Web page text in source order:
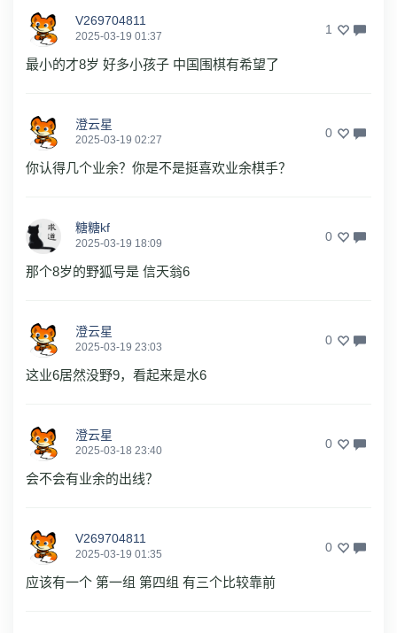
V269704811
2025-03-19 01:37 1
最小的才8岁 好多小孩子 中国围棋有希望了
澄云星
2025-03-19 02:27 0
你认得几个业余？你是不是挺喜欢业余棋手？
糖糖kf
2025-03-19 18:09 0
那个8岁的野狐号是 信天翁6
澄云星
2025-03-19 23:03 0
这业6居然没野9，看起来是水6
澄云星
2025-03-18 23:40 0
会不会有业余的出线？
V269704811
2025-03-19 01:35 0
应该有一个 第一组 第四组 有三个比较靠前